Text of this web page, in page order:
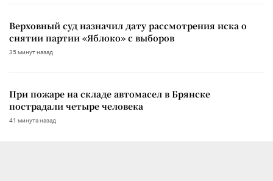
Верховный суд назначил дату рассмотрения иска о
снятии партии «Яблоко» с выборов
35 минут назад
При пожаре на складе автомасел в Брянске
пострадали четыре человека
41 минута назад